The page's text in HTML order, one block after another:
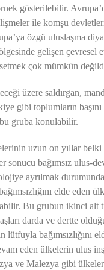
gösterilebilir.
ile komşu
özgü uluslaşma
gelişen çevresel
çok mümkün
üzere saldırgan,
gibi toplumların
gruba konulabilir.
uzun on yıllar belki
bağımsız ulus-
ayrılmak
elde
Bu grubun ikinci alt
darda ve dertte
bağımsızlığını
eden ülkelerin ulus
ve Malezya gibi